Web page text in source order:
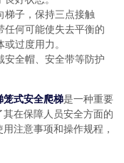
梯子，保持三点接触
任何可能使失去平衡的
过度用力。
安全帽、安全带等防护
笼式安全爬梯是一种重要
在保障人员安全方面的
注意事项和操作规程，